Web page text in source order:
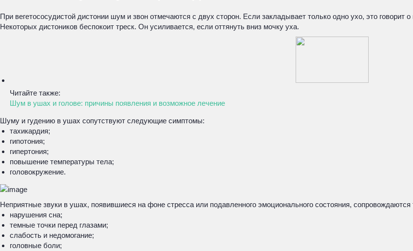
При вегетососудистой дистонии шум и звон отмечаются с двух сторон. Если закладывает только одно ухо, это говорит
Некоторых дистоников беспокоит треск. Он усиливается, если оттянуть вниз мочку уха.
Читайте также:
Шум в ушах и голове: причины появления и возможное лечение
Шуму и гудению в ушах сопутствуют следующие симптомы:
тахикардия;
гипотония;
гипертония;
повышение температуры тела;
головокружение.
Неприятные звуки в ушах, появившиеся на фоне стресса или подавленного эмоционального состояния,
нарушения сна;
темные точки перед глазами;
слабость и недомогание;
головные боли;